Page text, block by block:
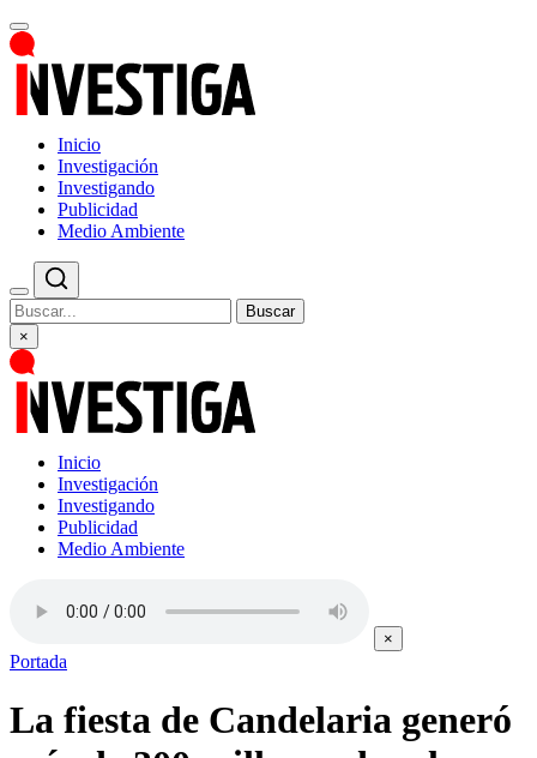
Inicio
Investigación
Investigando
Publicidad
Medio Ambiente
Buscar
×
Inicio
Investigación
Investigando
Publicidad
Medio Ambiente
×
Portada
La fiesta de Candelaria generó